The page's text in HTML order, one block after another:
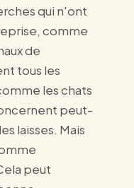
qui n'ont
comme
de
tous les
les chats
peut-
laisses. Mais
peut